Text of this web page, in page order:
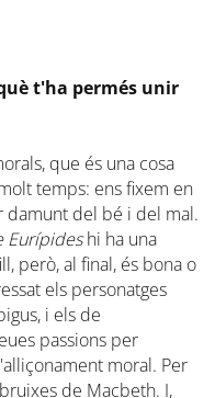
t'ha permés unir
que és una cosa
temps: ens fixem en
damunt del bé i del mal.
Eurípideshi ha una
però, al final, és bona o
els personatges
i els de
passions per
moral. Per
de Macbeth. I,